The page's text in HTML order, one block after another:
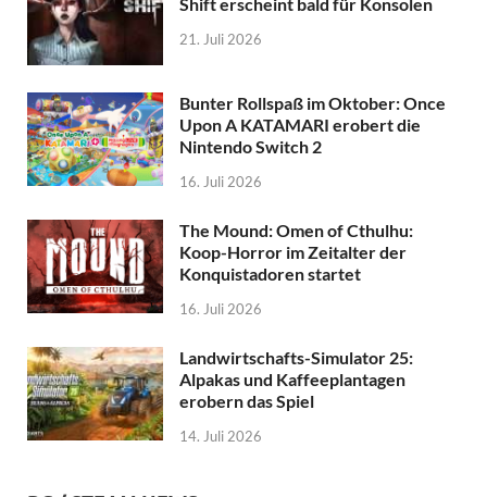
21. Juli 2026
Bunter Rollspaß im Oktober: Once
Upon A KATAMARI erobert die
Nintendo Switch 2
16. Juli 2026
The Mound: Omen of Cthulhu:
Koop-Horror im Zeitalter der
Konquistadoren startet
16. Juli 2026
Landwirtschafts-Simulator 25:
Alpakas und Kaffeeplantagen
erobern das Spiel
14. Juli 2026